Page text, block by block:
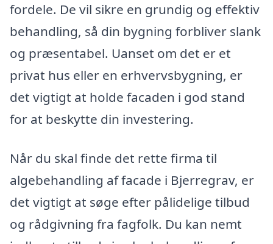
fordele. De vil sikre en grundig og effektiv
behandling, så din bygning forbliver slank
og præsentabel. Uanset om det er et
privat hus eller en erhvervsbygning, er
det vigtigt at holde facaden i god stand
for at beskytte din investering.
Når du skal finde det rette firma til
algebehandling af facade i Bjerregrav, er
det vigtigt at søge efter pålidelige tilbud
og rådgivning fra fagfolk. Du kan nemt